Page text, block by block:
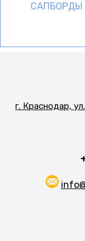
САПБОРДЫ
г. Краснодар,